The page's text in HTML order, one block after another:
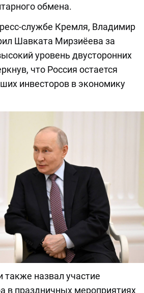
обмена.
службе Кремля, Владимир
Шавката Мирзиёева за
уровень двусторонних
что Россия остается
инвесторов в экономику
также назвал участие
в праздничных мероприятиях